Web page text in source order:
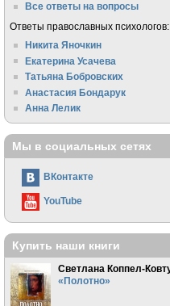
Все ответы на вопросы
Ответы православных психологов:
Никита Яночкин
Екатерина Усачева
Татьяна Бобровских
Анастасия Бондарук
Анна Лелик
Мы в социальных сетях
ВКонтакте
YouTube
Купить наши книги
Светлана Коппел-
«Полотно»